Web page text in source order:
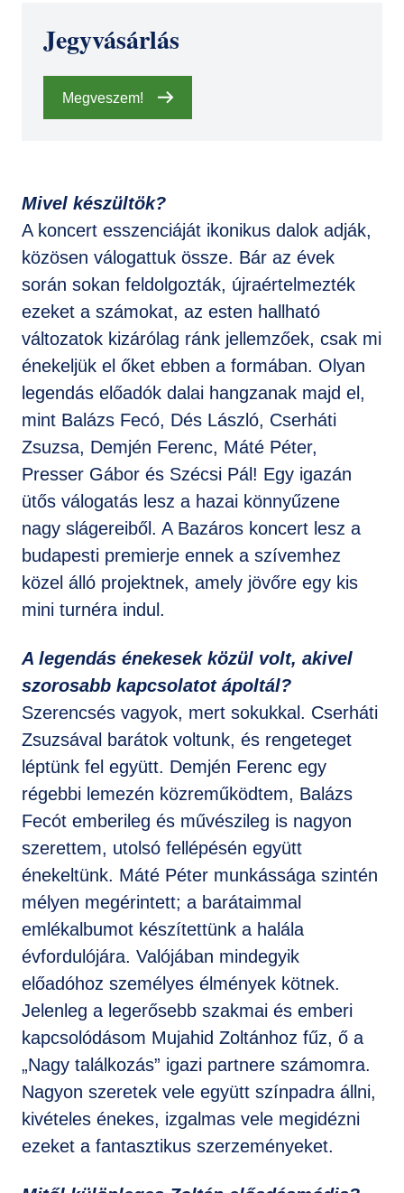
Jegyvásárlás
Megveszem!
Mivel készültök?
A koncert esszenciáját ikonikus dalok adják,
közösen válogattuk össze. Bár az évek
során sokan feldolgozták, újraértelmezték
ezeket a számokat, az esten hallható
változatok kizárólag ránk jellemzőek, csak mi
énekeljük el őket ebben a formában. Olyan
legendás előadók dalai hangzanak majd el,
mint Balázs Fecó, Dés László, Cserháti
Zsuzsa, Demjén Ferenc, Máté Péter,
Presser Gábor és Szécsi Pál! Egy igazán
ütős válogatás lesz a hazai könnyűzene
nagy slágereiből. A Bazáros koncert lesz a
budapesti premierje ennek a szívemhez
közel álló projektnek, amely jövőre egy kis
mini turnéra indul.
A legendás énekesek közül volt, akivel
szorosabb kapcsolatot ápoltál?
Szerencsés vagyok, mert sokukkal. Cserháti
Zsuzsával barátok voltunk, és rengeteget
léptünk fel együtt. Demjén Ferenc egy
régebbi lemezén közreműködtem, Balázs
Fecót emberileg és művészileg is nagyon
szerettem, utolsó fellépésén együtt
énekeltünk. Máté Péter munkássága szintén
mélyen megérintett; a barátaimmal
emlékalbumot készítettünk a halála
évfordulójára. Valójában mindegyik
előadóhoz személyes élmények kötnek.
Jelenleg a legerősebb szakmai és emberi
kapcsolódásom Mujahid Zoltánhoz fűz, ő a
„Nagy találkozás” igazi partnere számomra.
Nagyon szeretek vele együtt színpadra állni,
kivételes énekes, izgalmas vele megidézni
ezeket a fantasztikus szerzeményeket.